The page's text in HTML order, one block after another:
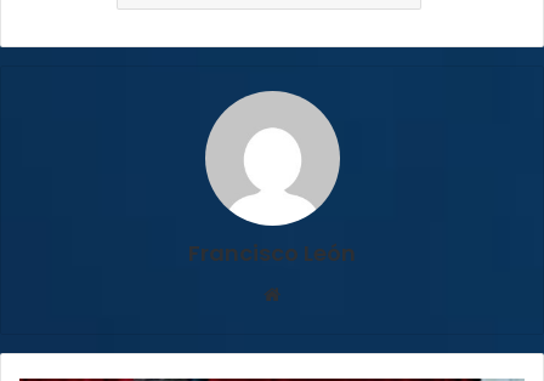
Francisco León